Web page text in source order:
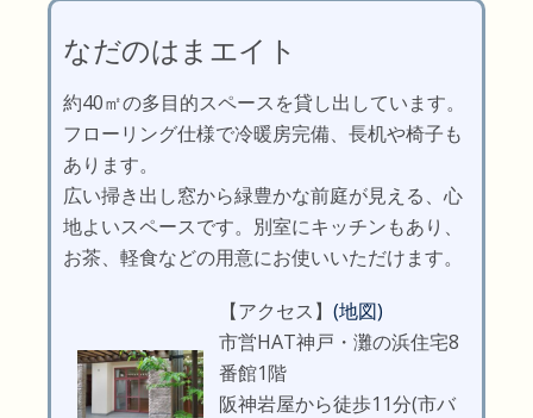
なだのはまエイト
約40㎡の多目的スペースを貸し出しています。
フローリング仕様で冷暖房完備、長机や椅子も
あります。
広い掃き出し窓から緑豊かな前庭が見える、心
地よいスペースです。別室にキッチンもあり、
お茶、軽食などの用意にお使いいただけます。
【アクセス】 (地図)
市営HAT神戸・灘の浜住宅8
番館1階
阪神岩屋から徒歩11分(市バ